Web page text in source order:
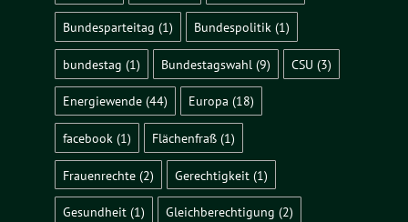
Bundesparteitag (1) Bundespolitik(1)
bundestag (1) Bundestagswahl (9) CSU (3)
Energiewende (44) Europa (18)
facebook (1) Flächenfraß(1)
Frauenrechte (2) Gerechtigkeit(1)
Gesundheit (1) Gleichberechtigung (2)